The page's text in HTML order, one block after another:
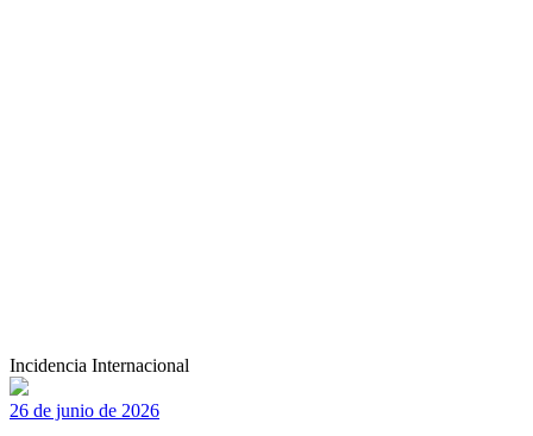
Incidencia Internacional
26 de junio de 2026